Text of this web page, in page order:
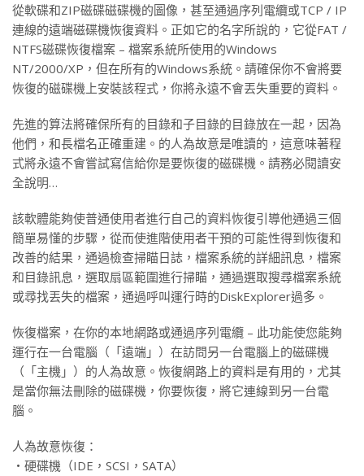
從軟碟和ZIP磁碟磁碟機的圖像，甚至通過序列電纜或TCP / IP
連線的遠端磁碟機恢復資料。正如它的名字所說的，它從FAT /
NTFS磁碟恢復檔案 – 檔案系統所使用的Windows
NT/2000/XP，但在所有的Windows系統。請確保你不會將要
恢復的磁碟機上安裝該程式，你將永遠不會丟失重要的資料。
先進的算法將確保所有的目錄和子目錄的目錄放在一起，因為
他們，和長檔名正確重建。的人為故意是唯讀的，這意味著程
式將永遠不會嘗試寫信給你是要恢復的磁碟機。請務必閱讀安
全說明…
該軟體能夠使普通使用者進行自己的資料恢復引導他通過三個
簡單易懂的步驟，從而使進階使用者干預的可能性得到恢復和
改善的結果，通過檢查掃瞄日誌，檔案系統的詳細訊息，檔案
和目錄訊息，選取扇區範圍進行掃瞄，通過選取搜尋檔案系統
或尋找丟失的檔案，通過呼叫運行時的DiskExplorer過多。
恢復檔案，在你的本地網路或通過序列電纜 – 此功能使您能夠
運行在一台電腦（「遠端」）在訪問另一台電腦上的磁碟機
（「主機」）的人為故意。恢復網路上的資料是有用的，尤其
是當你無法刪除的磁碟機，你要恢復，將它連線到另一台電
腦。
人為故意恢復：
‧硬碟機（IDE，SCSI，SATA）